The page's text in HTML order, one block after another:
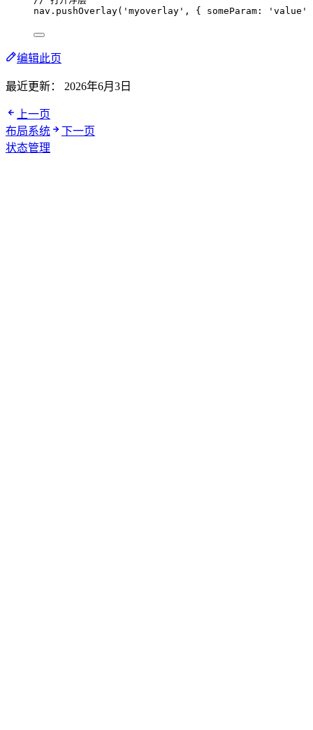
nav . pushOverlay( ' myoverlay ' , { someParam: ' value '
编辑此页
最近更新： 2026年6月3日
上一页
布局系统
下一页
状态管理